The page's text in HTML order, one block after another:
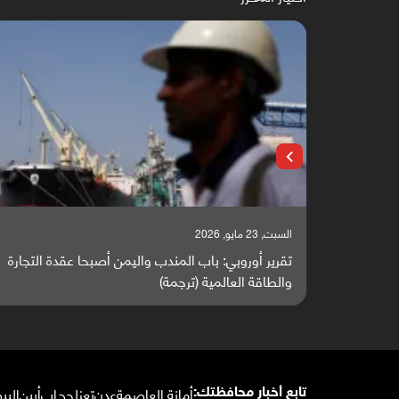
السبت, 23 مايو, 2026
تقرير أوروبي: باب المندب واليمن أصبحا عقدة التجارة
والطاقة العالمية (ترجمة)
تابع أخبار محافظتك:أمانة العاصمةعدنتعزلحجإبأبين